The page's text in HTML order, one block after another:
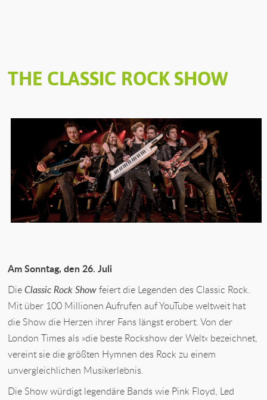
THE CLASSIC ROCK SHOW
Am Sonntag, den 26. Juli
DieClassic Rock Showfeiert die Legenden des Classic Rock.
Mit über 100 Millionen Aufrufen auf YouTube weltweit hat
die Show die Herzen ihrer Fans längst erobert. Von der
London Times als »die beste Rockshow der Welt« bezeichnet,
vereint sie die größten Hymnen des Rock zu einem
unvergleichlichen Musikerlebnis.
Die Show würdigt legendäre Bands wie Pink Floyd, Led